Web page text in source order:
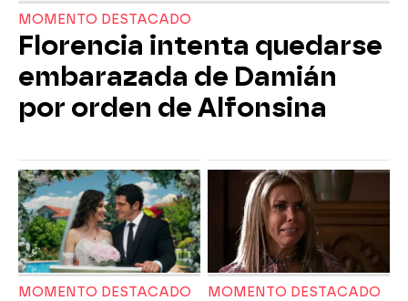
MOMENTO DESTACADO
Florencia intenta quedarse
embarazada de Damián
por orden de Alfonsina
MOMENTO DESTACADO MOMENTO DESTACADO